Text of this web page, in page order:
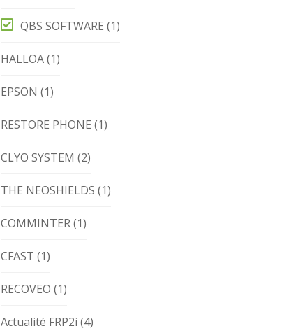
QBS SOFTWARE(1)
HALLOA(1)
EPSON (1)
RESTORE PHONE (1)
CLYO SYSTEM (2)
THE NEOSHIELDS (1)
COMMINTER(1)
CFAST (1)
RECOVEO (1)
Actualité FRP2i (4)